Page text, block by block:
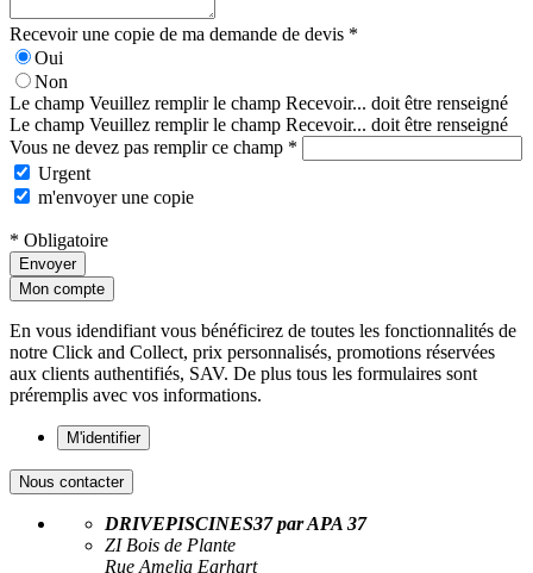
Recevoir une copie de ma demande de devis *
Oui
Non
Le champ Veuillez remplir le champ Recevoir... doit être renseigné
Le champ Veuillez remplir le champ Recevoir... doit être renseigné
Vous ne devez pas remplir ce champ *
Urgent
m'envoyer une copie
* Obligatoire
Envoyer
Mon compte
En vous idendifiant vous bénéficirez de toutes les fonctionnalités de
notre Click and Collect, prix personnalisés, promotions réservées
aux clients authentifiés, SAV. De plus tous les formulaires sont
préremplis avec vos informations.
M'identifier
Nous contacter
DRIVEPISCINES37 par APA 37
ZI Bois de Plante
Rue Amelia Earhart